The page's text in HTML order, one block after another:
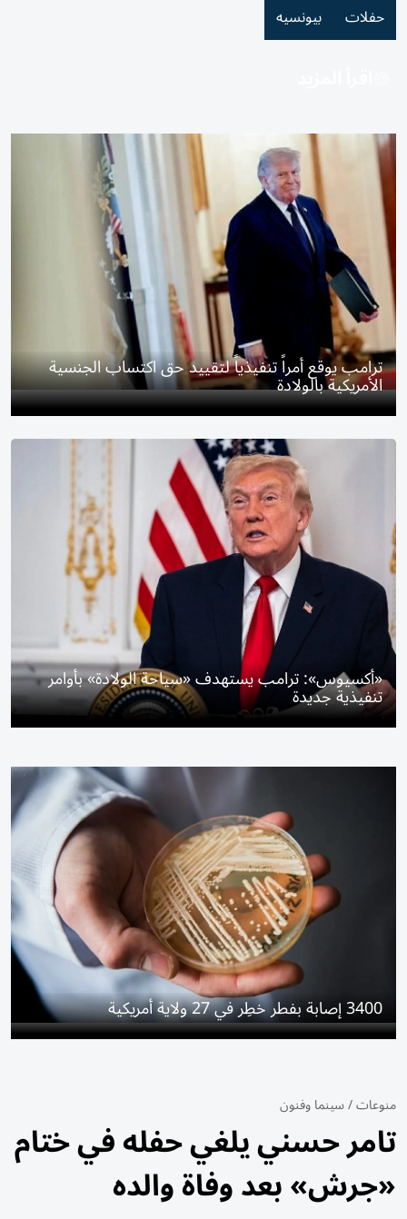
حفلات بيونسيه
ترامب يوقع أمراً تنفيذياً لتقييد حق اكتساب الجنسية
الأمريكية بالولادة
«أكسيوس»: ترامب يستهدف «سياحة الولادة» بأوامر
تنفيذية جديدة
3400 إصابة بفطر خطِر في 27 ولاية أمريكية
منوعات/سينما وفنون
تامر حسني يلغي حفله في ختام
«جرش» بعد وفاة والده